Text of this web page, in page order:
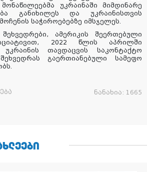
უკრაინაში მიმდინარე
განიხილეს და უკრაინისთვის
საჭიროებებზე იმსჯელეს.
ამერიკის შეერთებული
2022 წლის აპრილში
უკრაინის თავდაცვის საკონტაქტო
გაერთიანებული სამეფო
ნანახია: 1665